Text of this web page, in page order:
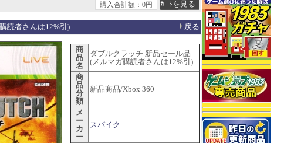
購入合計額：0円
読者さんは12%引) 戻る
商
品
名
ダブルクラッチ 新品セール品
(メルマガ購読者さんは12%引)
商
品
分
類
新品商品/Xbox 360
メ
ー
カ
ー
スパイク